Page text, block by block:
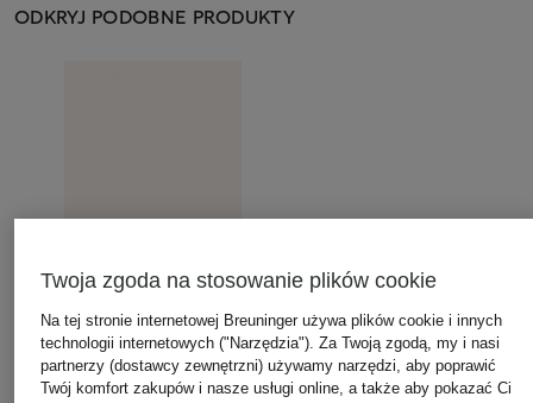
ODKRYJ PODOBNE PRODUKTY
Twoja zgoda na stosowanie plików cookie
Na tej stronie internetowej Breuninger używa plików cookie i innych
technologii internetowych ("Narzędzia"). Za Twoją zgodą, my i nasi
partnerzy (dostawcy zewnętrzni) używamy narzędzi, aby poprawić
Twój komfort zakupów i nasze usługi online, a także aby pokazać Ci